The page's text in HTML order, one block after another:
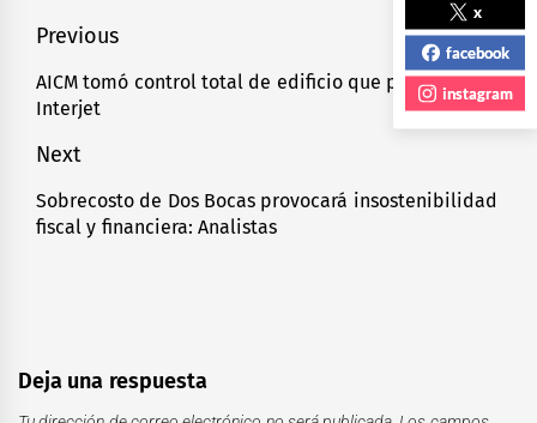
Navegación
de
entradas
Previous
Previous
post:
AICM tomó control total de edificio que pertenecía a
Interjet
Next
Next
post:
Sobrecosto de Dos Bocas provocará insostenibilidad
fiscal y financiera: Analistas
Deja una respuesta
x
facebook
instagram